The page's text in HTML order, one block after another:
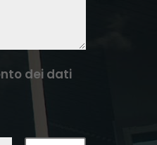
dei dati